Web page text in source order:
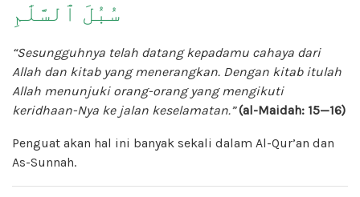
سُبُلَ ٱلسَّلَٰمِ
“Sesungguhnya telah datang kepadamu cahaya dari
Allah dan kitab yang menerangkan. Dengan kitab itulah
Allah menunjuki orang-orang yang mengikuti
keridhaan-Nya ke jalan keselamatan.” (al-Maidah: 15—16)
Penguat akan hal ini banyak sekali dalam Al-Qur’an dan
As-Sunnah.